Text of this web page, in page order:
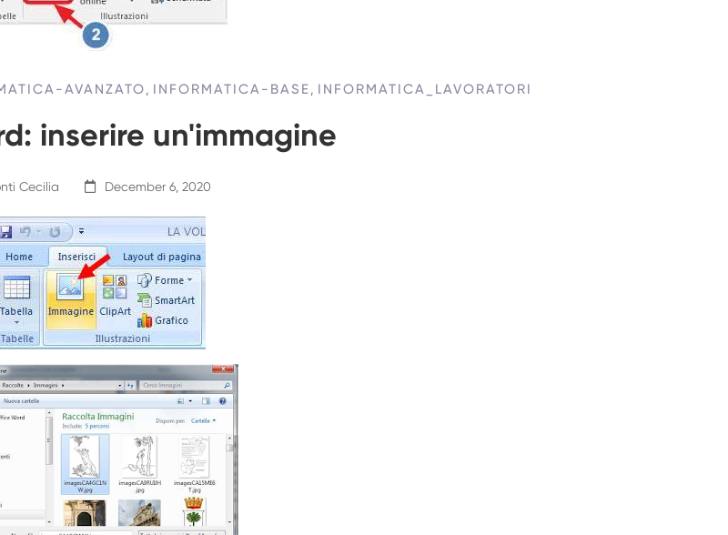
AVANZATO, INFORMATICA-BASE , INFORMATICA_LAVORATORI
inserire un'immagine
Cecilia December 6, 2020